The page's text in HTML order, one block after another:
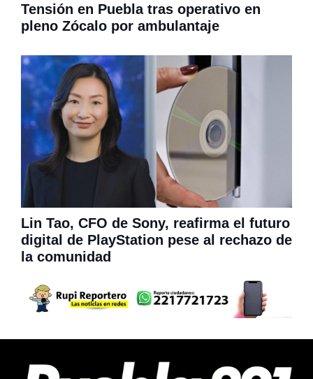
Tensión en Puebla tras operativo en
pleno Zócalo por ambulantaje
Lin Tao, CFO de Sony, reafirma el futuro
digital de PlayStation pese al rechazo de
la comunidad